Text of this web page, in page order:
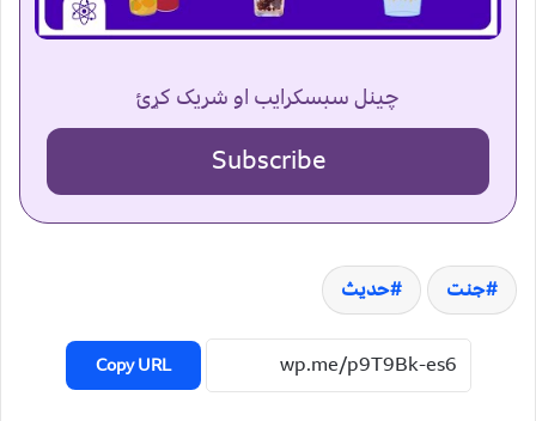
چینل سبسکرایب او شریک کړئ
Subscribe
جنت حدیث
Copy URL